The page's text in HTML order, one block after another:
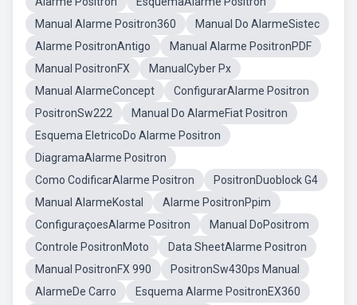
Manual Alarme Positron360
Manual Do AlarmeSistec
Alarme PositronAntigo
Manual Alarme PositronPDF
Manual PositronFX
ManualCyber Px
Manual AlarmeConcept
ConfigurarAlarme Positron
PositronSw222
Manual Do AlarmeFiat Positron
Esquema EletricoDo Alarme Positron
DiagramaAlarme Positron
Como CodificarAlarme Positron
PositronDuoblock G4
Manual AlarmeKostal
Alarme PositronPpim
ConfiguraçoesAlarme Positron
Manual DoPositrom
Controle PositronMoto
Data SheetAlarme Positron
Manual PositronFX 990
PositronSw430ps Manual
AlarmeDe Carro
Esquema Alarme PositronEX360